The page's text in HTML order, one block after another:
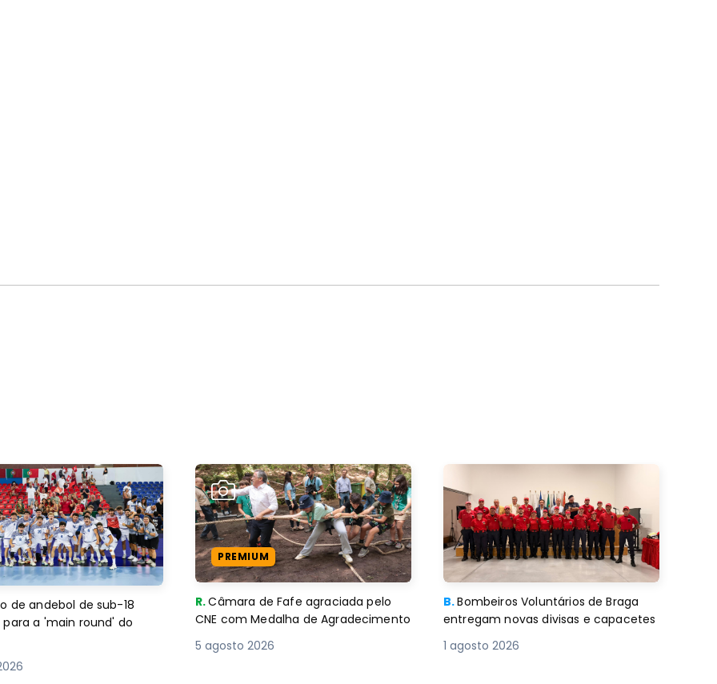
a 'main round' do
PREMIUM
CNE com Medalha de Agradecimento
entregam novas divisas e capacetes